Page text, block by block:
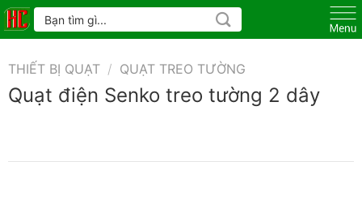
Skip
to
Tìm
kiếm:
THIẾT BỊ QUẠT / QUẠT TREO TƯỜNG
Quạt điện Senko treo tường 2 dây